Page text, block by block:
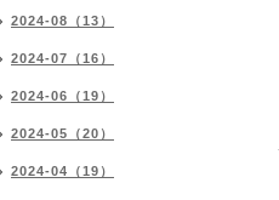
2024-08（13）
2024-07（16）
2024-06（19）
2024-05（20）
2024-04（19）